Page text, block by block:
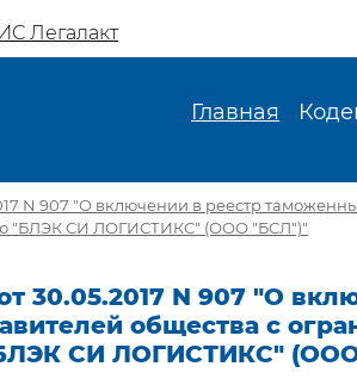
Легалакт
Главная
N 907 "О включении в реестр
"БЛЭК СИ ЛОГИСТИКС" (ООО "БСЛ")"
30.05.2017 N 907 "О
общества с
СИ ЛОГИСТИКС"